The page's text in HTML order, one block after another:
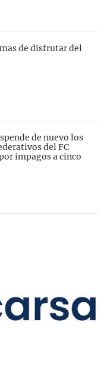
de disfrutar del
de nuevo los
del FC
impagos a cinco